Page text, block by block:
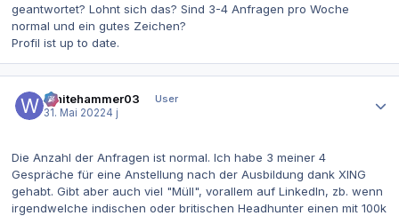
geantwortet? Lohnt sich das? Sind 3-4 Anfragen pro Woche
normal und ein gutes Zeichen?
Profil ist up to date.
Whitehammer03
User
31. Mai 20224 j
Die Anzahl der Anfragen ist normal. Ich habe 3 meiner 4
Gespräche für eine Anstellung nach der Ausbildung dank XING
gehabt. Gibt aber auch viel "Müll", vorallem auf LinkedIn, zb. wenn
irgendwelche indischen oder britischen Headhunter einen mit 100k